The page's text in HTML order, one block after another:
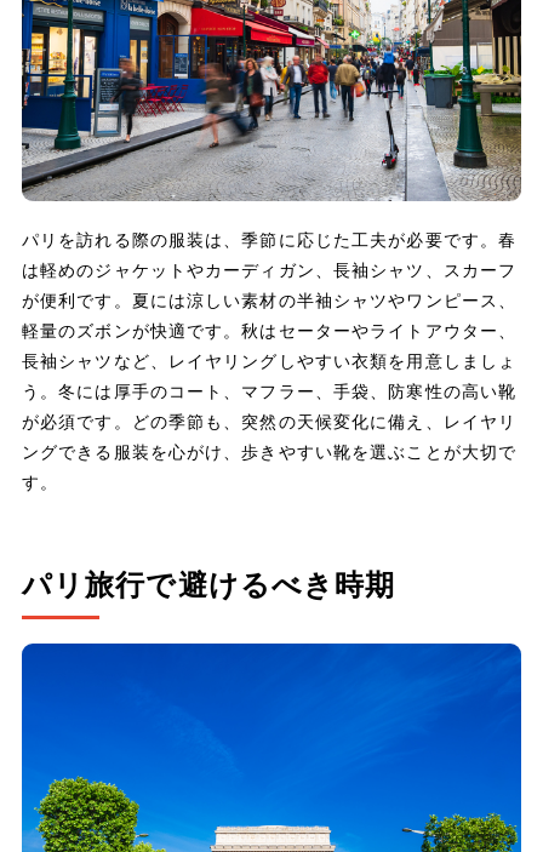
パリを訪れる際の服装は、季節に応じた工夫が必要です。春
は軽めのジャケットやカーディガン、長袖シャツ、スカーフ
が便利です。夏には涼しい素材の半袖シャツやワンピース、
軽量のズボンが快適です。秋はセーターやライトアウター、
長袖シャツなど、レイヤリングしやすい衣類を用意しましょ
う。冬には厚手のコート、マフラー、手袋、防寒性の高い靴
が必須です。どの季節も、突然の天候変化に備え、レイヤリ
ングできる服装を心がけ、歩きやすい靴を選ぶことが大切で
す。
パリ旅行で避けるべき時期